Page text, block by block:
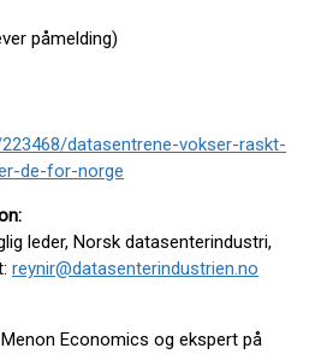
påmelding)
datasentrene-vokser-raskt-
de-for-norge
leder, Norsk datasenterindustri,
reynir@datasenterindustrien.no
Economics og ekspert på